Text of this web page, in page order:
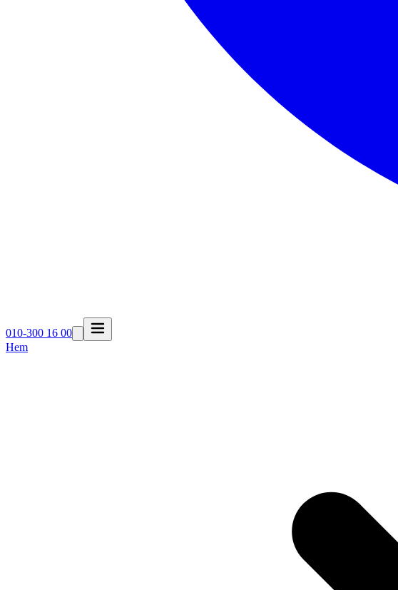
010-300 16 00
Hem